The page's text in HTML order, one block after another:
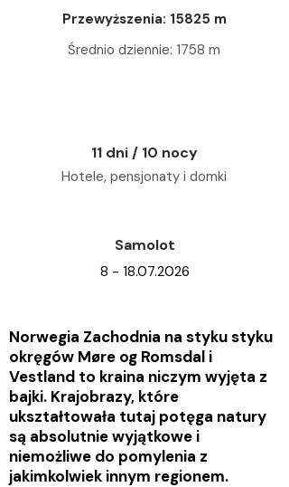
Przewyższenia: 15825 m
Średnio dziennie: 1758 m
11 dni / 10 nocy
Hotele, pensjonaty i domki
Samolot
8 - 18.07.2026
Norwegia Zachodnia na styku styku
okręgów Møre og Romsdal i
Vestland to kraina niczym wyjęta z
bajki. Krajobrazy, które
ukształtowała tutaj potęga natury
są absolutnie wyjątkowe i
niemożliwe do pomylenia z
jakimkolwiek innym regionem.